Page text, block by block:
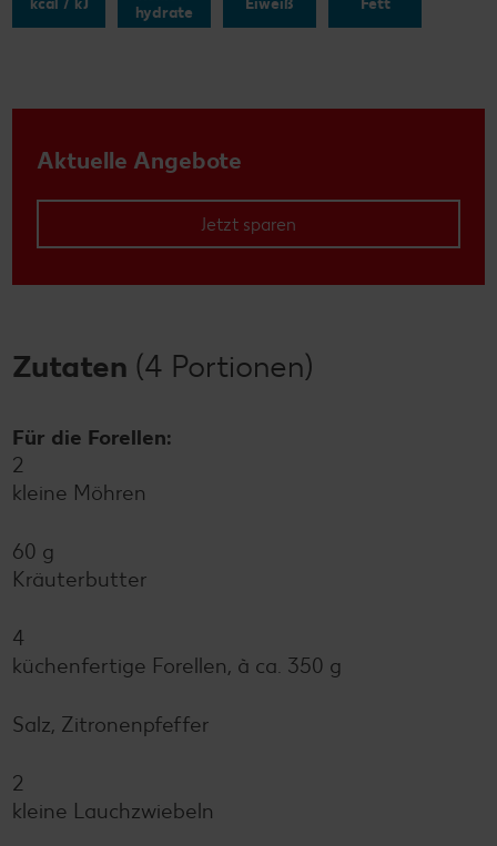
kcal / kJ
hydrate
Eiweiß Fett
Aktuelle Angebote
Jetzt sparen
Zutaten (4 Portionen)
Für die Forellen:
2
kleine Möhren
60 g
Kräuterbutter
4
küchenfertige Forellen, à ca. 350 g
Salz, Zitronenpfeffer
2
kleine Lauchzwiebeln